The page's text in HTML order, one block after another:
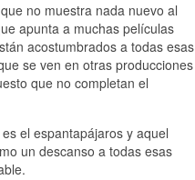
no muestra nada nuevo al
apunta a muchas películas
acostumbrados a todas esas
se ven en otras producciones
que no completan el
el espantapájaros y aquel
un descanso a todas esas